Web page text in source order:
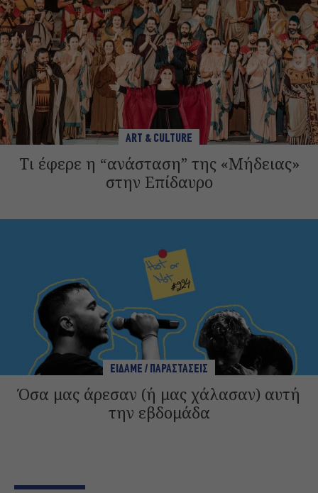
ART & CULTURE
Τι έφερε η “ανάσταση” της «Μήδειας»
στην Επίδαυρο
ΕΙΔΑΜΕ / ΠΑΡΑΣΤΑΣΕΙΣ
Όσα μας άρεσαν (ή μας χάλασαν) αυτή
την εβδομάδα